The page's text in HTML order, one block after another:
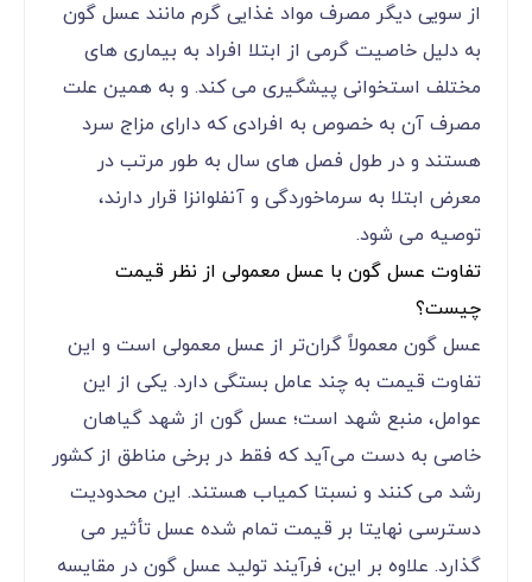
از سویی دیگر مصرف مواد غذایی گرم مانند عسل گون
به دلیل خاصیت گرمی از ابتلا افراد به بیماری های
مختلف استخوانی پیشگیری می کند. و به همین علت
مصرف آن به خصوص به افرادی که دارای مزاج سرد
هستند و در طول فصل های سال به طور مرتب در
معرض ابتلا به سرماخوردگی و آنفلوانزا قرار دارند،
توصیه می شود.
تفاوت عسل گون با عسل معمولی از نظر قیمت
چیست؟
عسل گون معمولاً گران‌تر از عسل معمولی است و این
تفاوت قیمت به چند عامل بستگی دارد. یکی از این
عوامل، منبع شهد است؛ عسل گون از شهد گیاهان
خاصی به دست می‌آید که فقط در برخی مناطق از کشور
رشد می کنند و نسبتا کمیاب هستند. این محدودیت
دسترسی نهایتا بر قیمت تمام شده عسل تأثیر می
گذارد. علاوه بر این، فرآیند تولید عسل گون در مقایسه